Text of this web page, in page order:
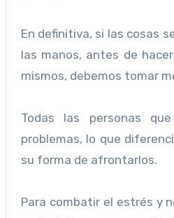
En definitiva, si las cosas
las manos, antes de
mismos, debemos tomar
Todas las personas
problemas, lo que
su forma de afrontarlos.
Para combatir el estrés y